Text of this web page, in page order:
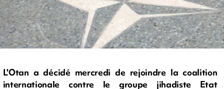
L'Otan a décidé mercredi de rejoindre la coalition
internationale contre le groupe jihadiste Etat